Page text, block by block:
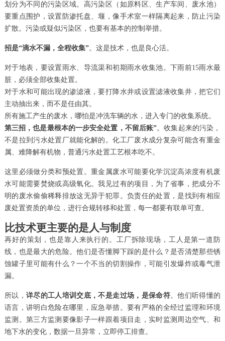
划分为不同的污染区域。高污染区（如原料区、生产车间、废水池）
要重点围护，设置防渗托盘、堰，像手术室一样隔离起来，防止污染
扩散。污染或疑似污染区，也要有基本的控制举措。
招是“滴水不漏，全程收集”。这是技术，也是良心活。
对于地表，要设置雨水、导流渠和初期雨水收集池。下雨前15雨水最
脏，必须全部收集处置。
对于水和可能出现的渗滤液，要打降水井或设置滤液收集井，把它们
主动抽出来，而不是任由其。
所有施工产生的废水，哪怕是冲洗车辆的水，进入专门的收集系统。
第三招，也是最根本的一步安全处置，不留后账”。收集起来的污染，
不是拉到污水处置厂就能化解的。化工厂废水成分复杂可能含有重金
属、难降解有机物，普通污水处置工艺根本吃不。
这里必须做分类和预处置。重金属废水可能要化学沉淀高浓度有机废
水可能需要焚烧或高级氧化。我见过有的项目，为了省事，把成分不
明的废水偷偷稀释排放这无异于犯罪。负责任的处置，是找到有相应
废处置资质的单位，进行合规转移和处置，每一都要有联单可查。
比技术更主要的是人与制度
再好的策划，也是靠人来执行的。工厂拆除现场，工人是第一道防
线，也是最大的危险。他们是否懂脚下踩的是什么？是否清楚那些锈
蚀罐子里可能有什么？一个不当的切割操作，可能引发爆炸或毒气泄
漏。
所以， 详尽的工人培训交底，不是走过场，是保命符。他们听得懂的
语言，讲明白危险在哪里，应急举措。要有严格的全经过监理和环境
监测。第三方监测要像影子一样跟着项目走，实时监测周边空气、和
地下水的变化，数据一旦异常，立即停工排查。